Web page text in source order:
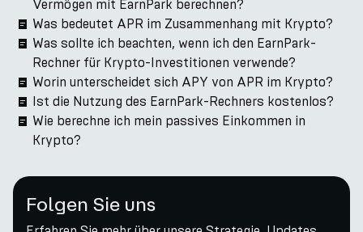
Vermögen mit EarnPark berechnen?
Was bedeutet APR im Zusammenhang mit Krypto?
Was sollte ich beachten, wenn ich den EarnPark-
Rechner für Krypto-Investitionen verwende?
Worin unterscheidet sich APY von APR im Krypto?
Ist die Nutzung des EarnPark-Rechners kostenlos?
Wie berechne ich mein passives Einkommen in
Krypto?
Folgen Sie uns